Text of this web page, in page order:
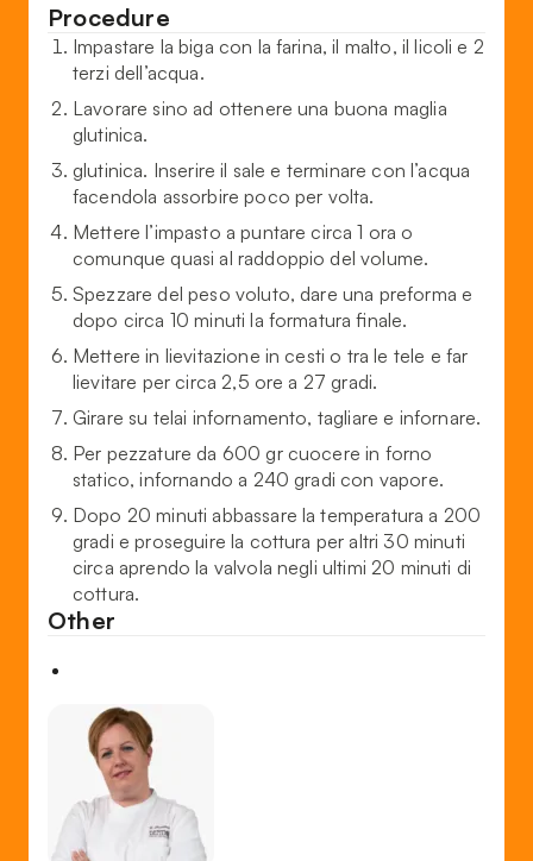
Procedure
Impastare la biga con la farina, il malto, il licoli e 2
terzi dell’acqua.
Lavorare sino ad ottenere una buona maglia
glutinica.
glutinica. Inserire il sale e terminare con l’acqua
facendola assorbire poco per volta.
Mettere l’impasto a puntare circa 1 ora o
comunque quasi al raddoppio del volume.
Spezzare del peso voluto, dare una preforma e
dopo circa 10 minuti la formatura finale.
Mettere in lievitazione in cesti o tra le tele e far
lievitare per circa 2,5 ore a 27 gradi.
Girare su telai infornamento, tagliare e infornare.
Per pezzature da 600 gr cuocere in forno
statico, infornando a 240 gradi con vapore.
Dopo 20 minuti abbassare la temperatura a 200
gradi e proseguire la cottura per altri 30 minuti
circa aprendo la valvola negli ultimi 20 minuti di
cottura.
Other